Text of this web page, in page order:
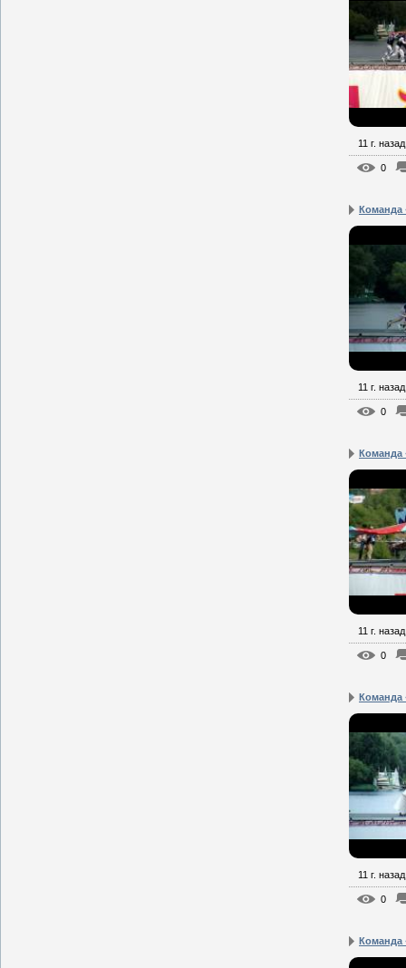
11 г. назад
0
Команда
11 г. назад
0
Команда
11 г. назад
0
Команда
11 г. назад
0
Команда